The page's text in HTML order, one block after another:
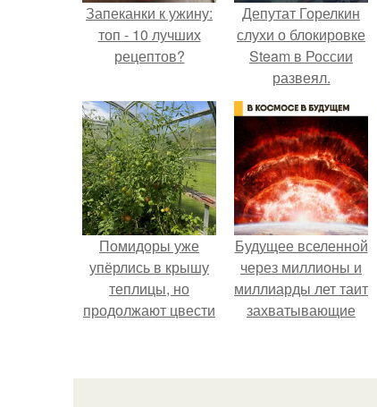
Запеканки к ужину:
топ - 10 лучших
рецептов?
Депутат Горелкин
слухи о блокировке
Steam в России
развеял.
Помидоры уже
упёрлись в крышу
теплицы, но
продолжают цвести
Будущее вселенной
через миллионы и
миллиарды лет таит
захватывающие